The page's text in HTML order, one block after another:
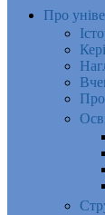
Про